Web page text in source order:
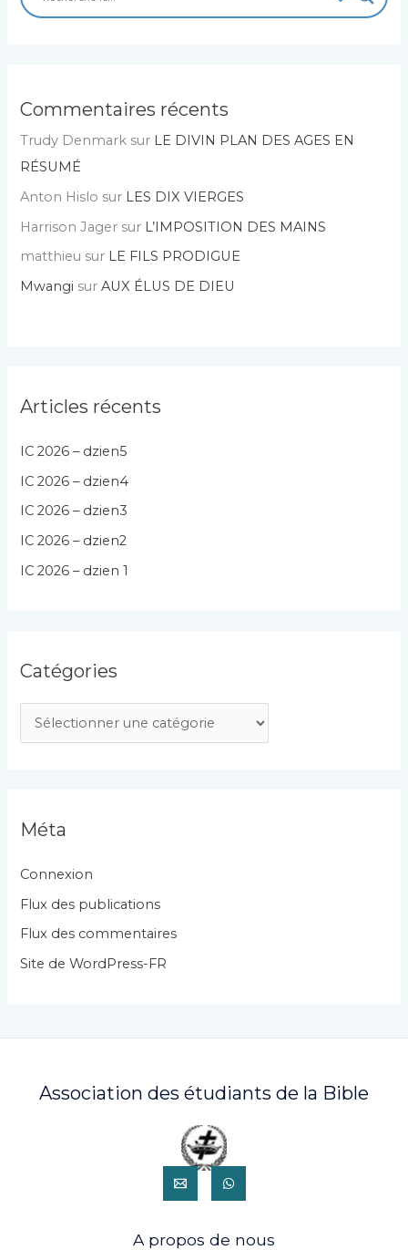
Commentaires récents
Trudy Denmark sur LE DIVIN PLAN DES AGES EN
RÉSUMÉ
Anton Hislo sur LES DIX VIERGES
Harrison Jager sur L’IMPOSITION DES MAINS
matthieu sur LE FILS PRODIGUE
Mwangi surAUX ÉLUS DE DIEU
Articles récents
IC 2026 – dzien5
IC 2026 – dzien4
IC 2026 – dzien3
IC 2026 – dzien2
IC 2026 – dzien 1
Catégories
a
g
r
i
e
Méta
Connexion
Flux des publications
Flux des commentaires
Site de WordPress-FR
Association des étudiants de la Bible
A propos de nous